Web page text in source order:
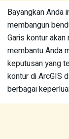
Bayangkan Anda
membangun
Garis kontur
membantu Anda
keputusan yang
kontur di ArcGIS
berbagai